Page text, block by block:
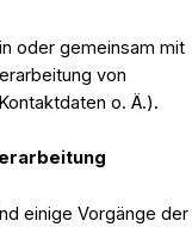
oder gemeinsam mit
von
o. Ä.).
einige Vorgänge der